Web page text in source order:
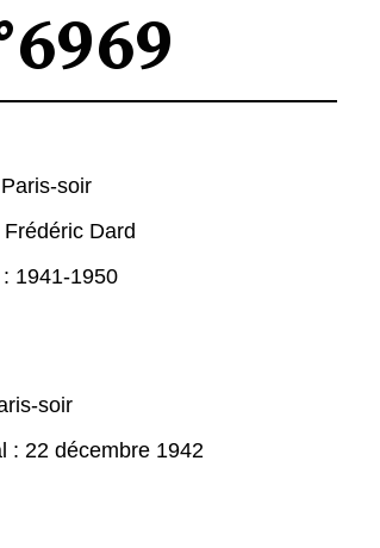
Paris-soir
Frédéric Dard
1941-1950
soir
: 22 décembre 1942